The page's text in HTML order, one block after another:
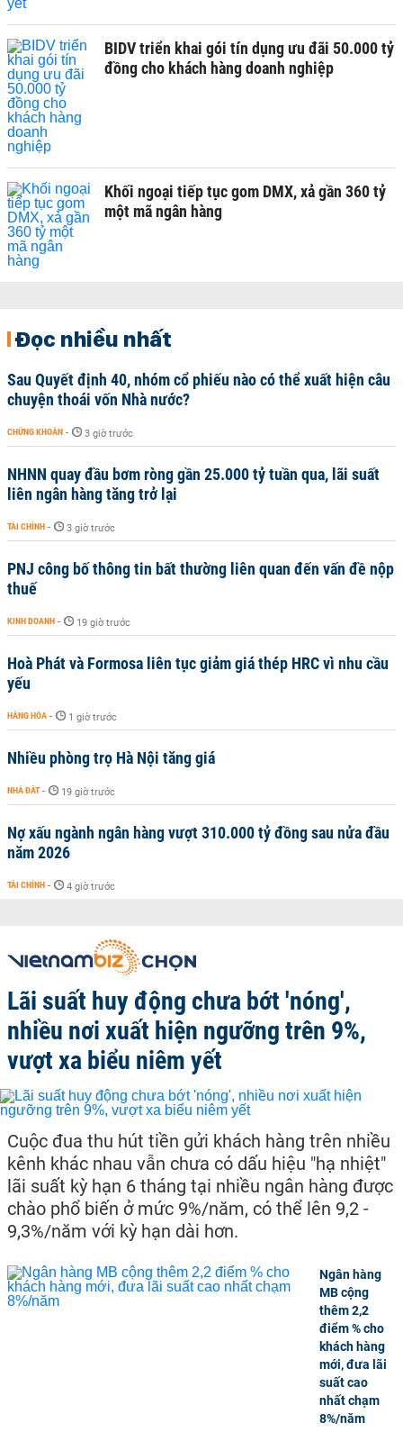
BIDV triển khai gói tín dụng ưu đãi 50.000 tỷ
đồng cho khách hàng doanh nghiệp
Khối ngoại tiếp tục gom DMX, xả gần 360 tỷ
một mã ngân hàng
Đọc nhiều nhất
Sau Quyết định 40, nhóm cổ phiếu nào có thể xuất hiện câu
chuyện thoái vốn Nhà nước?
CHỨNG KHOÁN - 3 giờ trước
NHNN quay đầu bơm ròng gần 25.000 tỷ tuần qua, lãi suất
liên ngân hàng tăng trở lại
TÀI CHÍNH - 3 giờ trước
PNJ công bố thông tin bất thường liên quan đến vấn đề nộp
thuế
KINH DOANH - 19 giờ trước
Hoà Phát và Formosa liên tục giảm giá thép HRC vì nhu cầu
yếu
HÀNG HÓA - 1 giờ trước
Nhiều phòng trọ Hà Nội tăng giá
NHÀ ĐẤT - 19 giờ trước
Nợ xấu ngành ngân hàng vượt 310.000 tỷ đồng sau nửa đầu
năm 2026
TÀI CHÍNH - 4 giờ trước
Lãi suất huy động chưa bớt 'nóng',
nhiều nơi xuất hiện ngưỡng trên 9%,
vượt xa biểu niêm yết
Cuộc đua thu hút tiền gửi khách hàng trên nhiều
kênh khác nhau vẫn chưa có dấu hiệu "hạ nhiệt"
lãi suất kỳ hạn 6 tháng tại nhiều ngân hàng được
chào phổ biến ở mức 9%/năm, có thể lên 9,2 -
9,3%/năm với kỳ hạn dài hơn.
Ngân hàng
MB cộng
thêm 2,2
điểm % cho
khách hàng
mới, đưa lãi
suất cao
nhất chạm
8%/năm